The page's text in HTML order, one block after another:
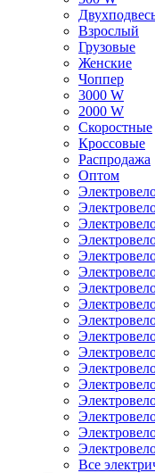
Взрослый
Грузовые
Женские
Чоппер
3000 W
2000 W
Скоростные
Кроссовые
Распродажа
Оптом
Все